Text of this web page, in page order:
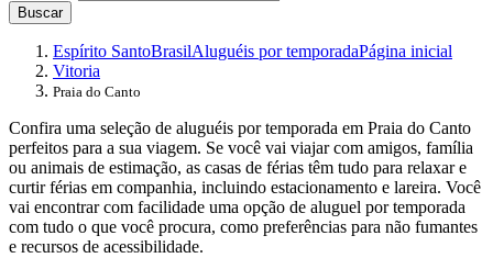
Buscar
Espírito SantoBrasilAluguéis por temporadaPágina inicial
Vitoria
Praia do Canto
Confira uma seleção de aluguéis por temporada em Praia do Canto
perfeitos para a sua viagem. Se você vai viajar com amigos, família
ou animais de estimação, as casas de férias têm tudo para relaxar e
curtir férias em companhia, incluindo estacionamento e lareira. Você
vai encontrar com facilidade uma opção de aluguel por temporada
com tudo o que você procura, como preferências para não fumantes
e recursos de acessibilidade.